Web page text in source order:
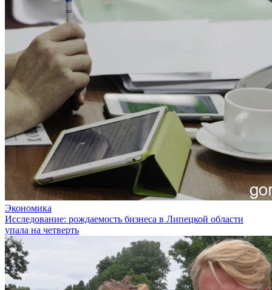
Экономика
Исследование: рождаемость бизнеса в Липецкой области
упала на четверть